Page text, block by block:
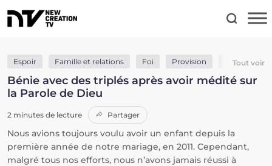
Espoir Famille et relations Foi Provision Santé et
Tout voir
Bénie avec des triplés après avoir médité sur
la Parole de Dieu
2 minutes de lecture Partager
Nous avions toujours voulu avoir un enfant depuis la
première année de notre mariage, en 2011. Cependant,
malgré tous nos efforts, nous n’avons jamais réussi à